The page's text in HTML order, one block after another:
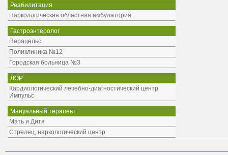
Реабилитация
Наркологическая областная амбулатория
Гастроэнтеролог
Парацельс
Поликлиника №12
Городская больница №3
ЛОР
Кардиологический лечебно-диагностический центр
Импульс
Мануальный терапевт
Мать и Дитя
Стрелец, наркологический центр